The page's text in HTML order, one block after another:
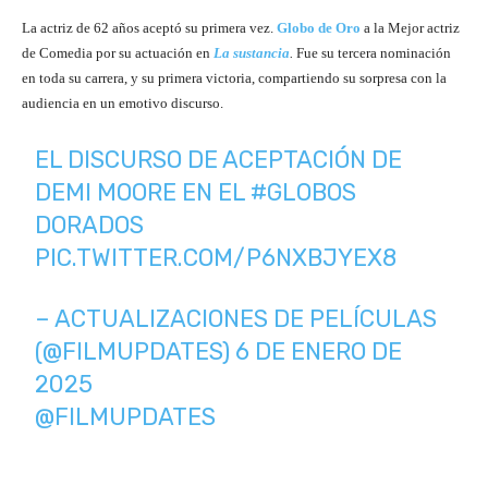
La actriz de 62 años aceptó su primera vez. Globo de Oro a la Mejor actriz
de Comedia por su actuación en La sustancia. Fue su tercera nominación
en toda su carrera, y su primera victoria, compartiendo su sorpresa con la
audiencia en un emotivo discurso.
EL DISCURSO DE ACEPTACIÓN DE
DEMI MOORE EN EL #GLOBOS
DORADOS
PIC.TWITTER.COM/P6NXBJYEX8
– ACTUALIZACIONES DE PELÍCULAS
(@FILMUPDATES) 6 DE ENERO DE
2025
@FILMUPDATES